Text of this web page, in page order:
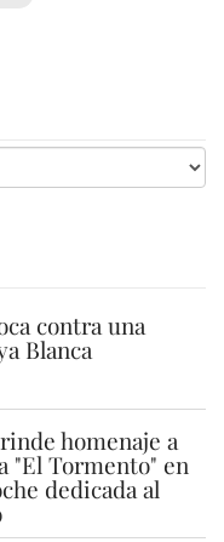
contra una
Blanca
homenaje a
"El Tormento" en
dedicada al